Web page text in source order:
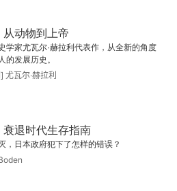
军事灾难的战略分析》
有教授学术贡献概述
从动物到上帝
学家尤瓦尔·赫拉利代表作，从全新的角度
的发展历史。
瓦尔·赫拉利
衰退时代生存指南
，日本政府犯下了怎样的错误？